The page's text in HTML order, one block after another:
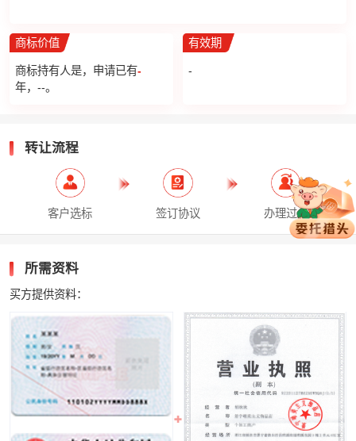
商标价值
商标持有人是，申请已有-
年，--。
有效期
-
转让流程
客户选标 签订协议 办理过户
所需资料
买方提供资料：